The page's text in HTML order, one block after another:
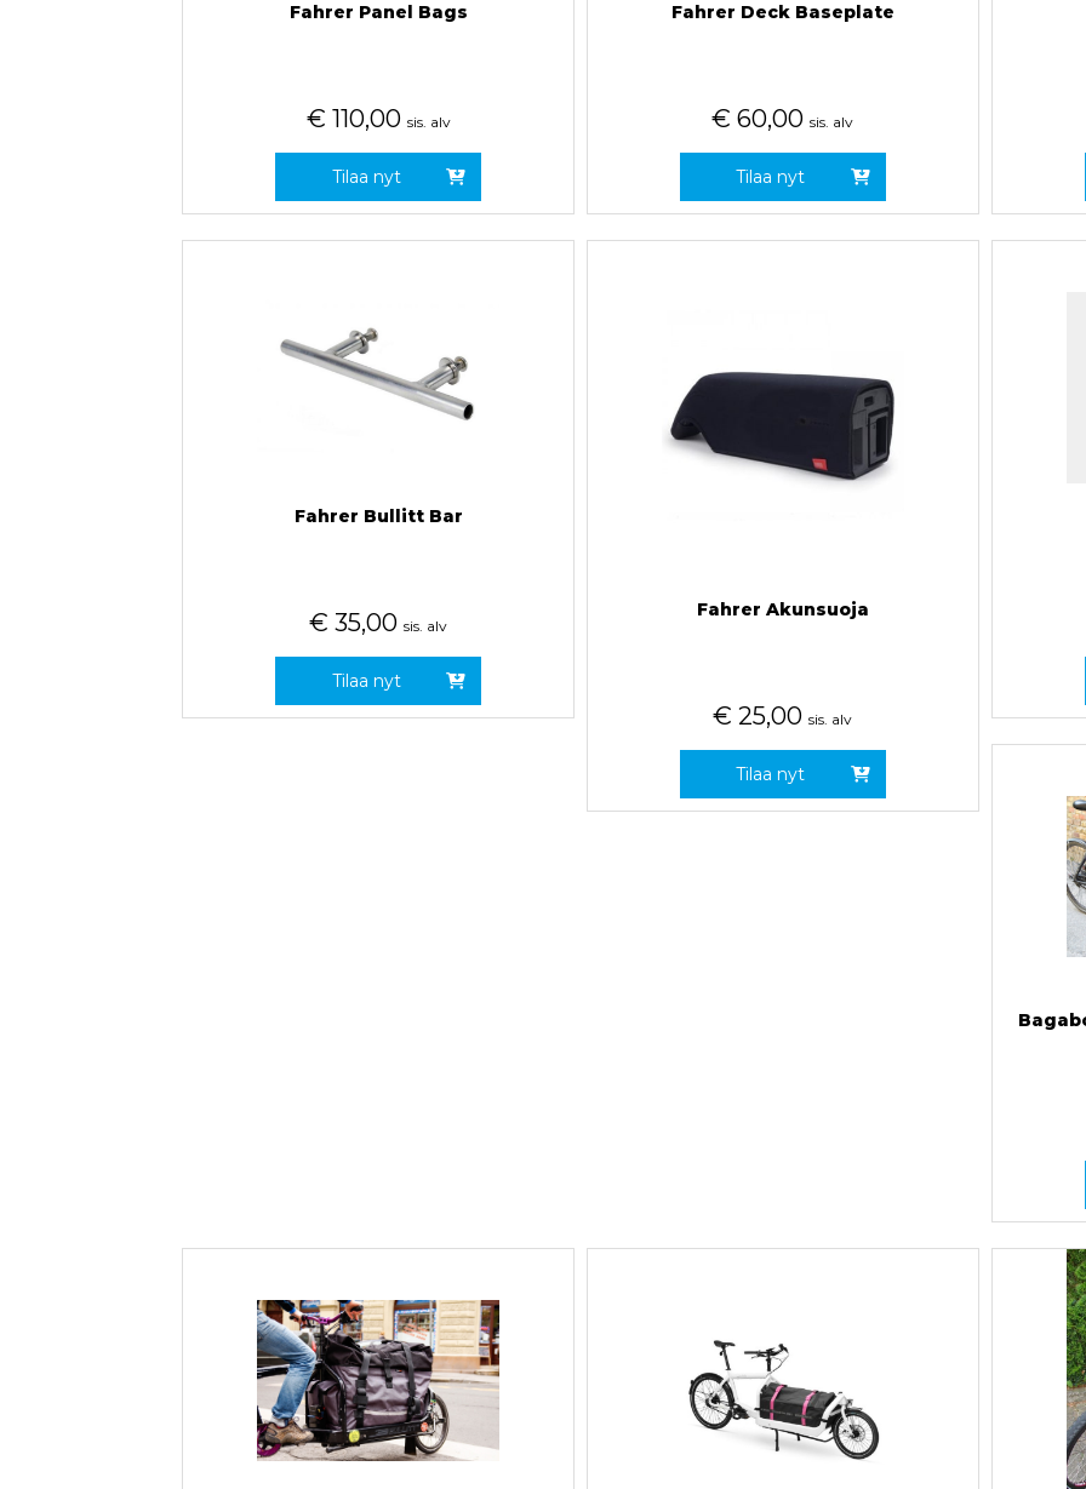
Fahrer Panel Bags
€ 110,00 sis. alv
Tilaa nyt
Fahrer Deck Baseplate
€ 60,00 sis. alv
Tilaa nyt
Fahrer Bullitt Bar
€ 35,00 sis. alv
Tilaa nyt
Fahrer Akunsuoja
€ 25,00 sis. alv
Tilaa nyt